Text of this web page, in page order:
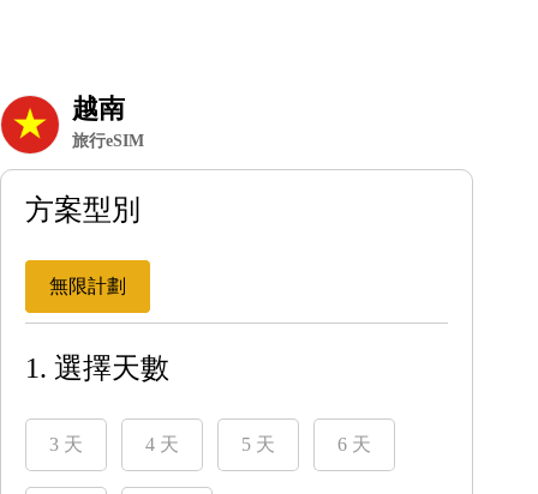
越南
旅行eSIM
方案型別
無限計劃
1. 選擇天數
3 天 4 天 5 天 6 天